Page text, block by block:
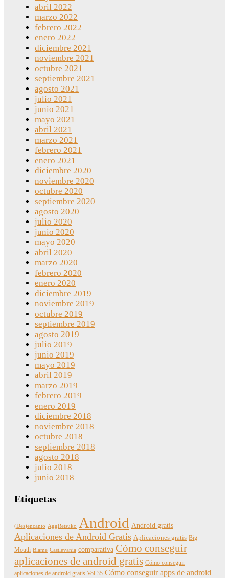
abril 2022
marzo 2022
febrero 2022
enero 2022
diciembre 2021
noviembre 2021
octubre 2021
septiembre 2021
agosto 2021
julio 2021
junio 2021
mayo 2021
abril 2021
marzo 2021
febrero 2021
enero 2021
diciembre 2020
noviembre 2020
octubre 2020
septiembre 2020
agosto 2020
julio 2020
junio 2020
mayo 2020
abril 2020
marzo 2020
febrero 2020
enero 2020
diciembre 2019
noviembre 2019
octubre 2019
septiembre 2019
agosto 2019
julio 2019
junio 2019
mayo 2019
abril 2019
marzo 2019
febrero 2019
enero 2019
diciembre 2018
noviembre 2018
octubre 2018
septiembre 2018
agosto 2018
julio 2018
junio 2018
Etiquetas
(Des)encanto AggRetsuko Android Android gratis
Aplicaciones de Android Gratis Aplicaciones gratis Big
Mouth Blame Castlevania comparativa Cómo conseguir
aplicaciones de android gratis Cómo conseguir
aplicaciones de android gratis Vol 35 Cómo conseguir apps de android